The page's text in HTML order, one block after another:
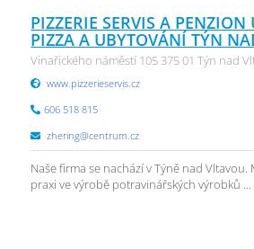
PIZZERIE SERVIS A PENZION
PIZZA A UBYTOVÁNÍ TÝN
Vinařického náměstí 105 375 01 Týn nad
www.pizzerieservis.cz
606 518 815
zhering@centrum.cz
Naše firma se nachází v Týně nad
praxi ve výrobě potravinářských výrobků ...